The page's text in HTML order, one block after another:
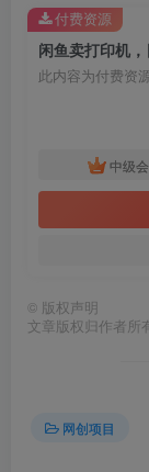
闲鱼卖打印机
此内容为付费资
中级
付费资源
© 版权声明
文章版权归作者所
网创项目